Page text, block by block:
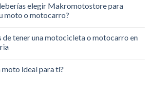
elegir Makromotostore para
moto o motocarro?
de tener una motocicleta o motocarro en
moto ideal para ti?